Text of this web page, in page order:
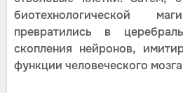
биотехнологической
превратились в
скопления нейронов,
функции человеческого